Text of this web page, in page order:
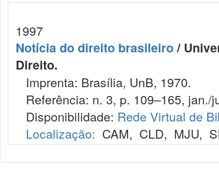
1997
Notícia do direito brasileiro/
Direito.
Imprenta: Brasília, UnB, 1970.
Referência: n. 3, p. 109–165, jan./
Disponibilidade: Rede Virtual de
Localização: CAM, CLD, MJU,